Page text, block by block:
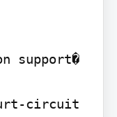
support�
circuit